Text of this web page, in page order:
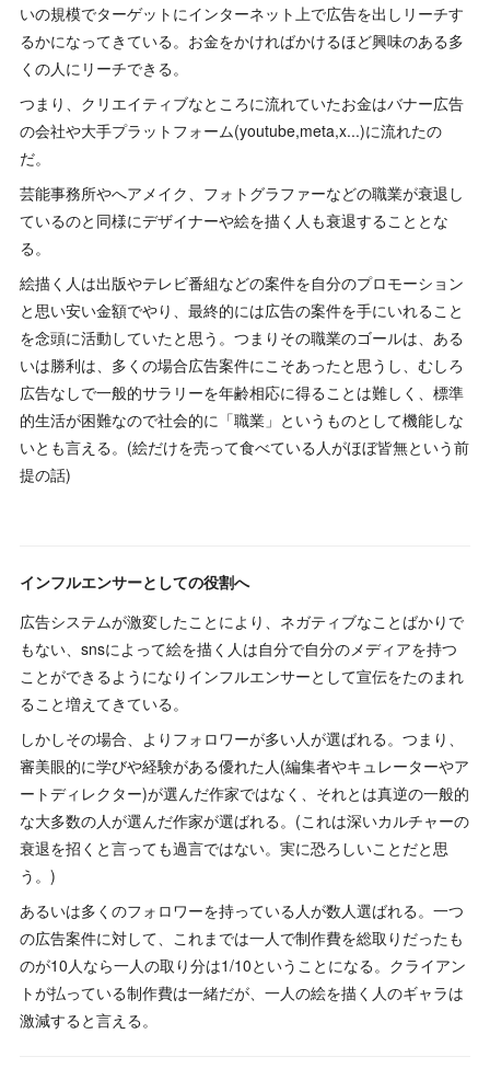
いの規模でターゲットにインターネット上で広告を出しリーチす
るかになってきている。お金をかければかけるほど興味のある多
くの人にリーチできる。
つまり、クリエイティブなところに流れていたお金はバナー広告
の会社や大手プラットフォーム(youtube,meta,x...)に流れたの
だ。
芸能事務所やへアメイク、フォトグラファーなどの職業が衰退し
ているのと同様にデザイナーや絵を描く人も衰退することとな
る。
絵描く人は出版やテレビ番組などの案件を自分のプロモーション
と思い安い金額でやり、最終的には広告の案件を手にいれること
を念頭に活動していたと思う。つまりその職業のゴールは、ある
いは勝利は、多くの場合広告案件にこそあったと思うし、むしろ
広告なしで一般的サラリーを年齢相応に得ることは難しく、標準
的生活が困難なので社会的に「職業」というものとして機能しな
いとも言える。(絵だけを売って食べている人がほぼ皆無という前
提の話)
インフルエンサーとしての役割へ
広告システムが激変したことにより、ネガティブなことばかりで
もない、snsによって絵を描く人は自分で自分のメディアを持つ
ことができるようになりインフルエンサーとして宣伝をたのまれ
ること増えてきている。
しかしその場合、よりフォロワーが多い人が選ばれる。つまり、
審美眼的に学びや経験がある優れた人(編集者やキュレーターやア
ートディレクター)が選んだ作家ではなく、それとは真逆の一般的
な大多数の人が選んだ作家が選ばれる。(これは深いカルチャーの
衰退を招くと言っても過言ではない。実に恐ろしいことだと思
う。)
あるいは多くのフォロワーを持っている人が数人選ばれる。一つ
の広告案件に対して、これまでは一人で制作費を総取りだったも
のが10人なら一人の取り分は1/10ということになる。クライアン
トが払っている制作費は一緒だが、一人の絵を描く人のギャラは
激減すると言える。